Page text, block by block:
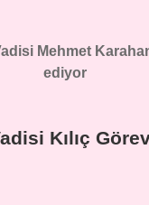
Mehmet
ediyor
Kılıç